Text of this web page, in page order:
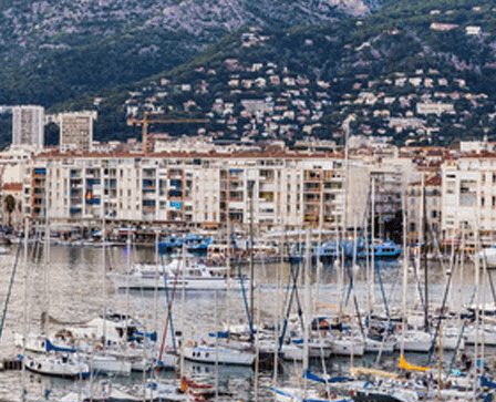
Exporter les lignes sélectionnées
Exporter toutes les colonnes
Exporter uniquement les colonnes affichées
Menu
<
>
Nos actions
Articles et témoignages clients
Nos actus
Ajoutez un logo, un bouton, des réseaux sociaux
Cliquez pour éditer